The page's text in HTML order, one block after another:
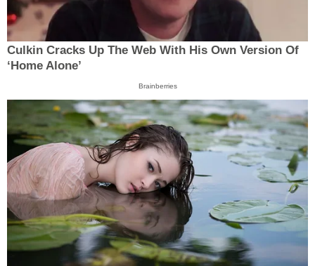
Culkin Cracks Up The Web With His Own Version Of
‘Home Alone’
Brainberries